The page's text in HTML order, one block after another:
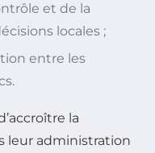
et de la
locales ;
entre les
la
leur administration